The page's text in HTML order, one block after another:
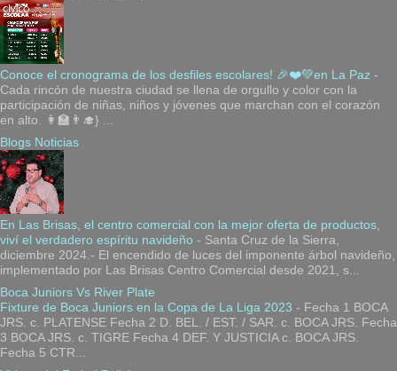
Conoce el cronograma de los desfiles escolares! 🎉❤️💚en La Paz -
Cada rincón de nuestra ciudad se llena de orgullo y color con la
participación de niñas, niños y jóvenes que marchan con el corazón
en alto. 👩‍🏫👨‍🎓} ...
Blogs Noticias
En Las Brisas, el centro comercial con la mejor oferta de productos,
viví el verdadero espíritu navideño - Santa Cruz de la Sierra,
diciembre 2024.- El encendido de luces del imponente árbol navideño,
implementado por Las Brisas Centro Comercial desde 2021, s...
Boca Juniors Vs River Plate
Fixture de Boca Juniors en la Copa de La Liga 2023 - Fecha 1 BOCA
JRS. c. PLATENSE Fecha 2 D. BEL. / EST. / SAR. c. BOCA JRS. Fecha
3 BOCA JRS. c. TIGRE Fecha 4 DEF. Y JUSTICIA c. BOCA JRS.
Fecha 5 CTR...